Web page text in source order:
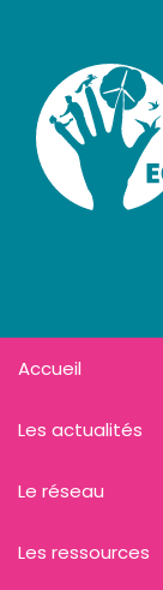
Accueil
Les actualités
Le réseau
Les ressources